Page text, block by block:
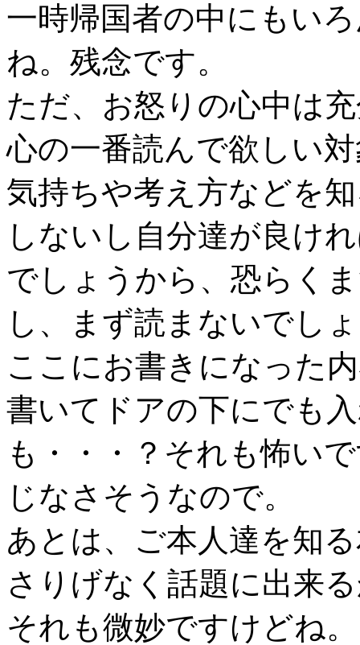
一時帰国者の中にもい
ね。残念です。
ただ、お怒りの心中は
心の一番読んで欲しい
気持ちや考え方などを
しないし自分達が良け
でしょうから、恐らく
し、まず読まないでし
ここにお書きになった
書いてドアの下にでも
も・・・？それも怖い
じなさそうなので。
あとは、ご本人達を知
さりげなく話題に出来
それも微妙ですけどね。